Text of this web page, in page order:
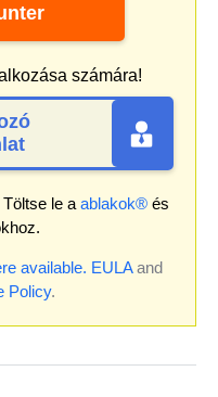
számára!
le a ablakok®és
available. EULAand
Policy.